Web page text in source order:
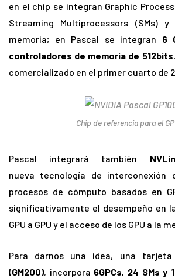
en el chip se integran Graphic
Streaming Multiprocessors (SMs)
memoria; en Pascal se integran 6
controladores de memoria de 512bits.
comercializado en el primer cuarto de
Chip de referencia para el
Pascal integrará también
nueva tecnología de interconexión
procesos de cómputo basados en
significativamente el desempeño en
GPU a GPU y el acceso de los GPU a la
Para darnos una idea, una tarjeta
(GM200), incorpora 6GPCs, 24 SMs y